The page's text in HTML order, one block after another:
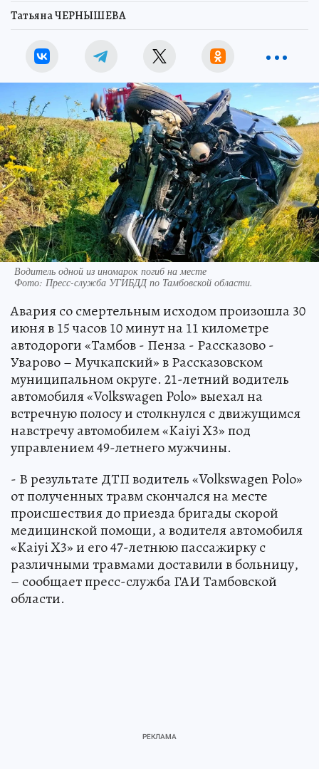
Татьяна ЧЕРНЫШЕВА
Водитель одной из иномарок погиб на месте
Фото: Пресс-служба УГИБДД по Тамбовской области.
Авария со смертельным исходом произошла 30
июня в 15 часов 10 минут на 11 километре
автодороги «Тамбов - Пенза - Рассказово -
Уварово – Мучкапский» в Рассказовском
муниципальном округе. 21-летний водитель
автомобиля «Volkswagen Polo» выехал на
встречную полосу и столкнулся с движущимся
навстречу автомобилем «Kaiyi X3» под
управлением 49-летнего мужчины.
- В результате ДТП водитель «Volkswagen Polo»
от полученных травм скончался на месте
происшествия до приезда бригады скорой
медицинской помощи, а водителя автомобиля
«Kaiyi X3» и его 47-летнюю пассажирку с
различными травмами доставили в больницу,
– сообщает пресс-служба ГАИ Тамбовской
области.